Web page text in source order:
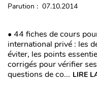
Parution : 07.10.2014
• 44 fiches de cours
international privé : les
éviter, les points
corrigés pour vérifier
questions de co... LIRE